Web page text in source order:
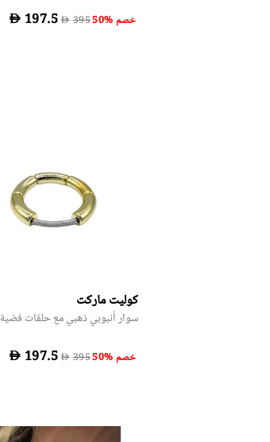
D D 50% خصم
كوليت ماركت
سوار أنبوبي ذهبي مع حلقات فضية
D D 50% خصم